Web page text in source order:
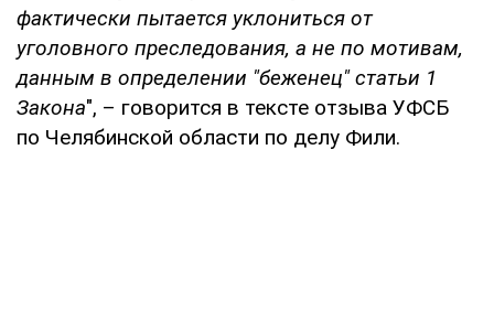
фактически пытается уклониться от
уголовного преследования, а не по мотивам,
данным в определении "беженец" статьи 1
Закона", – говорится в тексте отзыва УФСБ
по Челябинской области по делу Фили.